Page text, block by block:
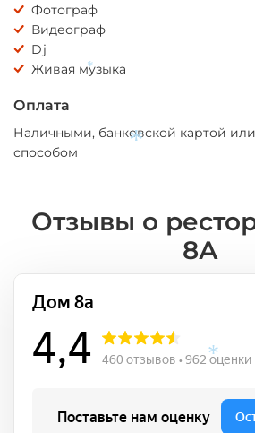
Фотограф
Видеограф
Dj
Живая музыка
Оплата
Наличными, банковской картой
способом
Отзывы о
8А